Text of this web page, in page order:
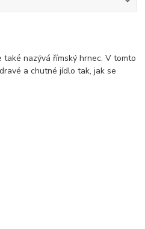
také nazývá římský hrnec. V tomto
a chutné jídlo tak, jak se